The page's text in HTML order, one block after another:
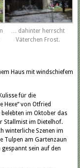
… dahinter herrscht
Väterchen Frost.
Haus mit windschiefem
für die
Hexe“ von Otfried
belebten im Oktober das
Stallmist im Dietelhof.
winterliche Szenen im
Tulpen am Gartenzaun
sein auf den